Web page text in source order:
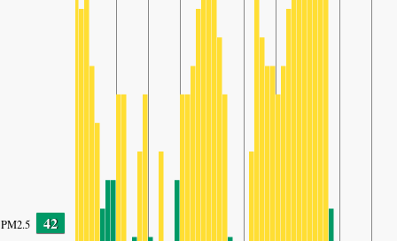
PM2.5 42